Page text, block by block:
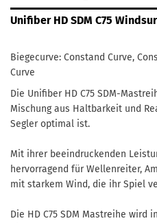
Unifiber HD SDM C75
Biegecurve: Constand Curve,
Curve
Die Unifiber HD C75 SDM-
Mischung aus Haltbarkeit und
Segler optimal ist.
Mit ihrer beeindruckenden
hervorragend für Wellenreiter,
mit starkem Wind, die ihr Spiel
Die HD C75 SDM Mastreihe wird